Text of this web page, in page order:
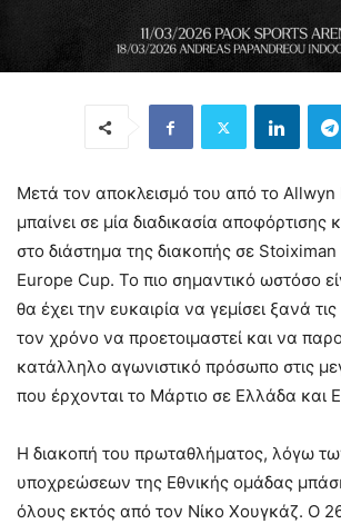
Mετά τον αποκλεισμό του από το
μπαίνει σε μία διαδικασία αποφόρτισης
στο διάστημα της διακοπής σε Stoiximan
Europe Cup. Το πιο σημαντικό ωστόσο
θα έχει την ευκαιρία να γεμίσει ξανά
τον χρόνο να προετοιμαστεί και να
κατάλληλο αγωνιστικό πρόσωπο στις
που έρχονται το Μάρτιο σε Ελλάδα και
Η διακοπή του πρωταθλήματος, λόγω
υποχρεώσεων της Εθνικής ομάδας
όλους εκτός από τον Νίκο Χουγκάζ. Ο